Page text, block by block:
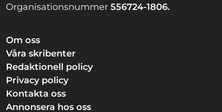
Organisationsnummer 556724-1806.
Om oss
Våra skribenter
Redaktionell policy
Privacy policy
Kontakta oss
Annonsera hos oss